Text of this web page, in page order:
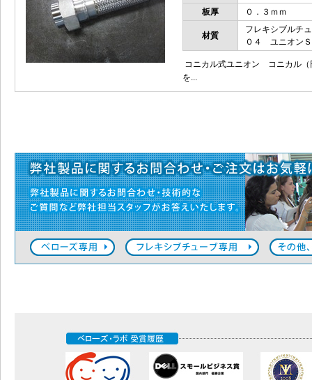
板厚
０．３ｍｍ
材質
フレキシブルチ
０４ ユニオン
コニカル式ユニオン コニカル（
を...